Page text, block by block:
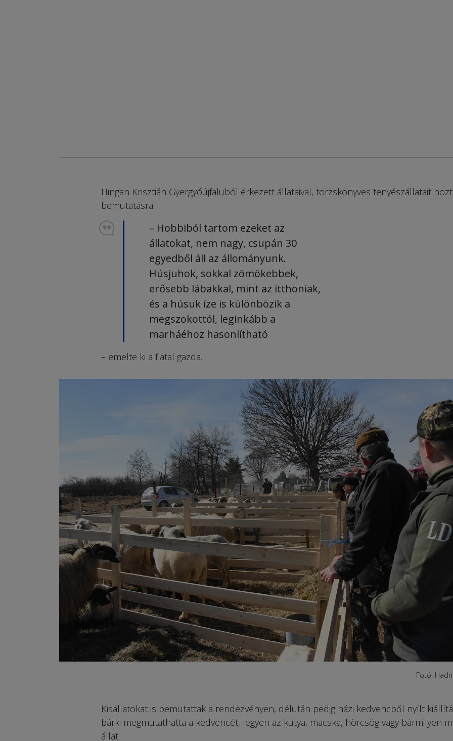
Hingan Krisztián Gyer­gyó­újfaluból érkezett állataival, törzskönyves tenyészállatait
bemutatásra.
– Hobbiból tartom ezeket az
állatokat, nem nagy, csupán 30
egyedből áll az állományunk.
Húsjuhok, sokkal zömökebbek,
erősebb lábakkal, mint az itthoniak,
és a húsuk íze is különbözik a
megszokottól, leginkább a
marháéhoz hasonlítható
– emelte ki a fiatal gazda.
Fotó:
Kisállatokat is bemutattak a rendezvényen, délután pedig házi kedvencből nyílt
bárki megmutathatta a kedvencét, legyen az kutya, macska, hörcsög vagy bármilyen
állat.